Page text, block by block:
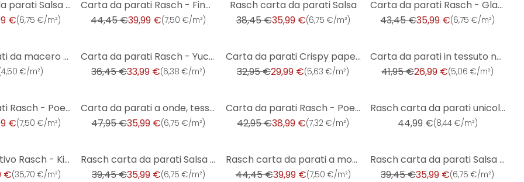
Rasch carta da parati Salsa - Unicolor
€(6,75 €/m²)
Carta da parati Rasch - Finca schwarz, taupe, gold
44,45 €39,99 €(7,50 €/m²)
Rasch carta da parati Salsa
38,45 €35,99 €(6,75 €/m²)
Carta da parati Rasch - Glam
43,45 €35,99 €(6,75 €/m²)
Carta da parati da macero TNT - Brick Lane
4,50 €/m²)
Carta da parati Rasch - Yucatan Foglie beige
36,45 €33,99 €(6,38 €/m²)
Carta da parati Crispy paper verde
32,95 €29,99 €(5,63 €/m²)
Carta da parati in tessuto non tessuto Rasch, carta da parati in stile indiano bianco crema
41,95 €26,99 €(5,06 €/m²)
Carta da parati Rasch - Poetry II fiori
€(7,50 €/m²)
Carta da parati a onde, tessuto non tessuto Sky Lounge blu notte
47,95 €35,99 €(6,75 €/m²)
Carta da parati Rasch - Poetry II
42,95 €38,99 €(7,32 €/m²)
Rasch carta da parati unicolor - Florentine III
44,99 €(8,44 €/m²)
Bordo decorativo Rasch - Kids & Teens III Gufi
€(35,70 €/m²)
Rasch carta da parati Salsa - Unicolor
39,45 €35,99 €(6,75 €/m²)
Rasch carta da parati a motivi Trianon XIII matt gold
44,45 €39,99 €(7,50 €/m²)
Rasch carta da parati Salsa - Unicolor
39,45 €35,99 €(6,75 €/m²)